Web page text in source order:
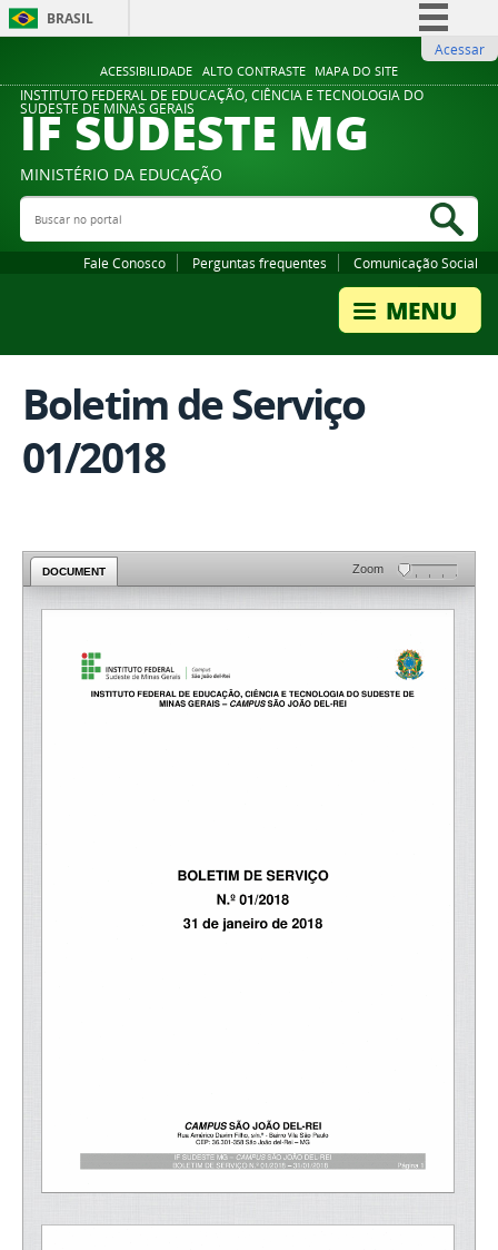
ACESSIBILIDADE ALTO CONTRASTE MAPA DO SITE
BRASIL
Comunica BR
Participe
Legislação
Acessar
INSTITUTO FEDERAL DE EDUCAÇÃO, CIÊNCIA E TECNOLOGIA DO
SUDESTE DE MINAS GERAIS
IF SUDESTE MG
MINISTÉRIO DA EDUCAÇÃO
Buscar no portal
Fale Conosco Perguntas frequentes Comunicação Social
Boletim de Serviço
01/2018
DOCUMENT Zoom